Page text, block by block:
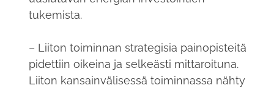
tukemista.
– Liiton toiminnan strategisia painopisteitä
pidettiin oikeina ja selkeästi mittaroituna.
Liiton kansainvälisessä toiminnassa nähty